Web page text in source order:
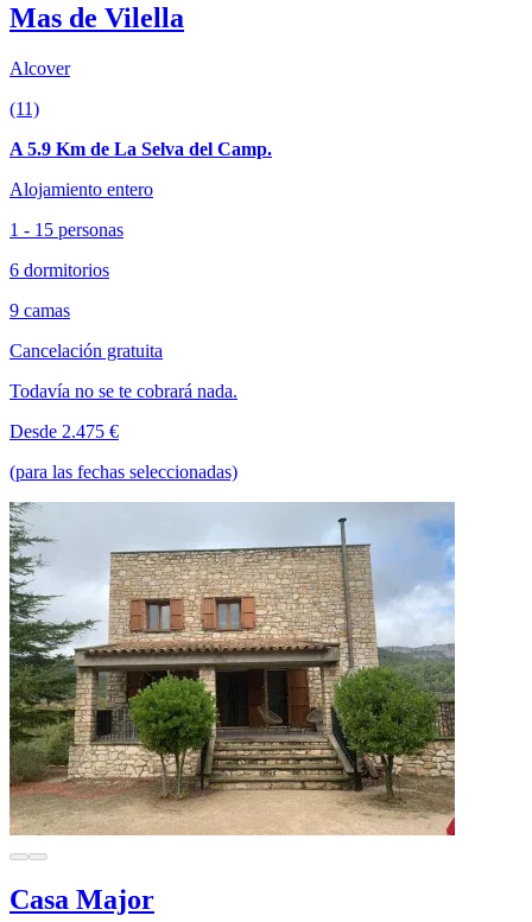
Mas de Vilella
Alcover
(11)
A 5.9 Km de La Selva del Camp.
Alojamiento entero
1 - 15 personas
6 dormitorios
9 camas
Cancelación gratuita
Todavía no se te cobrará nada.
Desde 2.475 €
(para las fechas seleccionadas)
Casa Major